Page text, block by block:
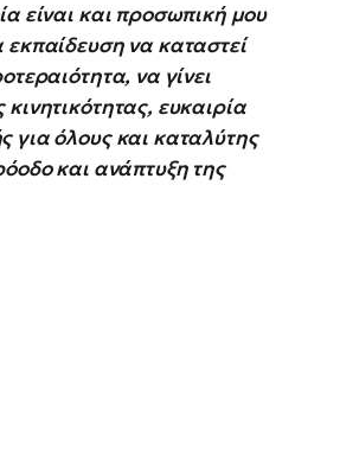
είναι και προσωπική μου
εκπαίδευση να καταστεί
να γίνει
ευκαιρία
για όλους και καταλύτης
και ανάπτυξη της